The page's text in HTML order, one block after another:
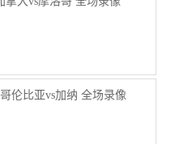
伦比亚vs加纳 全场录像